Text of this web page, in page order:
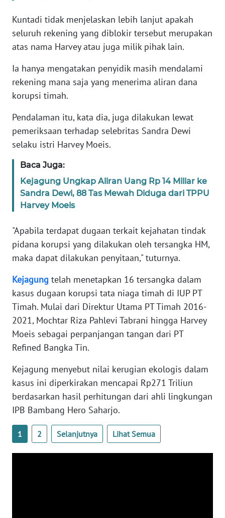
Kuntadi tidak menjelaskan lebih lanjut apakah
seluruh rekening yang diblokir tersebut merupakan
atas nama Harvey atau juga milik pihak lain.
Ia hanya mengatakan penyidik masih mendalami
rekening mana saja yang menerima aliran dana
korupsi timah.
Pendalaman itu, kata dia, juga dilakukan lewat
pemeriksaan terhadap selebritas Sandra Dewi
selaku istri Harvey Moeis.
Baca Juga:
Kejagung Ungkap Aliran Uang Rp 14 Miliar ke
Sandra Dewi, 88 Tas Mewah Diduga dari TPPU
Harvey Moeis
"Apabila terdapat dugaan terkait kejahatan tindak
pidana korupsi yang dilakukan oleh tersangka HM,
maka dapat dilakukan penyitaan," tuturnya.
Kejagung telah menetapkan 16 tersangka dalam
kasus dugaan korupsi tata niaga timah di IUP PT
Timah. Mulai dari Direktur Utama PT Timah 2016-
2021, Mochtar Riza Pahlevi Tabrani hingga Harvey
Moeis sebagai perpanjangan tangan dari PT
Refined Bangka Tin.
Kejagung menyebut nilai kerugian ekologis dalam
kasus ini diperkirakan mencapai Rp271 Triliun
berdasarkan hasil perhitungan dari ahli lingkungan
IPB Bambang Hero Saharjo.
1 2 Selanjutnya Lihat Semua
PEDOMAN
SIBER
REDAKSI
DISCLAIMER
Wahana
Regional
WN
SUMUT
WN
JAKARTA
WN
JABAR
BANTEN
WN
NTT
WN
KEPRI
WN
PAPUA